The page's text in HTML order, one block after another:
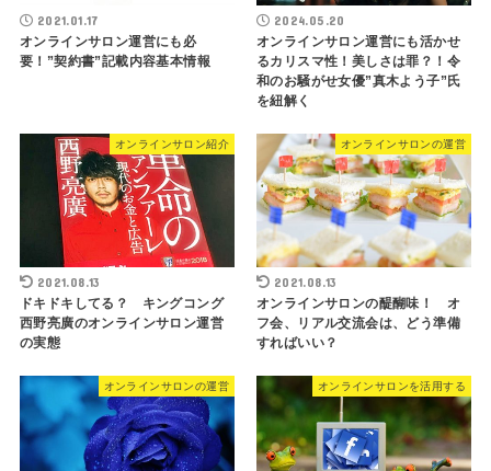
2021.01.17
オンラインサロン運営にも必
要！”契約書”記載内容基本情報
2024.05.20
オンラインサロン運営にも活かせ
るカリスマ性！美しさは罪？！令
和のお騒がせ女優”真木よう子”氏
を紐解く
オンラインサロン紹介
2021.08.13
ドキドキしてる？ キングコング
西野亮廣のオンラインサロン運営
の実態
オンラインサロンの運営
2021.08.13
オンラインサロンの醍醐味！ オ
フ会、リアル交流会は、どう準備
すればいい？
オンラインサロンの運営 オンラインサロンを活用する